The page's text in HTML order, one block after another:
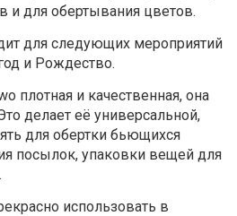
и для обертывания цветов.
для следующих мероприятий
и Рождество.
плотная и качественная, она
делает её универсальной,
для обертки бьющихся
посылок, упаковки вещей для
использовать в